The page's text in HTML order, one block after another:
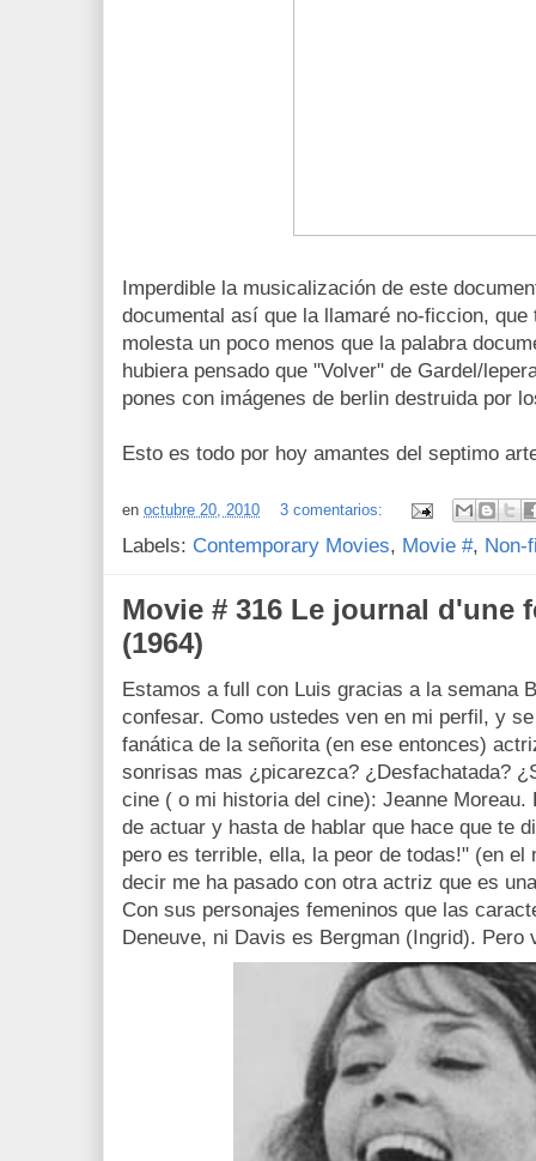
Imperdible la musicalización de este
documental así que la llamaré no-ficcion,
molesta un poco menos que la palabra
hubiera pensado que "Volver" de Gardel/
pones con imágenes de berlin destruida por
Esto es todo por hoy amantes del septimo
en octubre 20, 2010 3 comentarios:
Labels: Contemporary Movies, Movie #, Non-
Movie # 316 Le journal d'une
(1964)
Estamos a full con Luis gracias a la semana
confesar. Como ustedes ven en mi perfil, y
fanática de la señorita (en ese entonces)
sonrisas mas ¿picarezca? ¿Desfachatada?
cine ( o mi historia del cine): Jeanne Moreau.
de actuar y hasta de hablar que hace que te
pero es terrible, ella, la peor de todas!" (en el
decir me ha pasado con otra actriz que es
Con sus personajes femeninos que las
Deneuve, ni Davis es Bergman (Ingrid).